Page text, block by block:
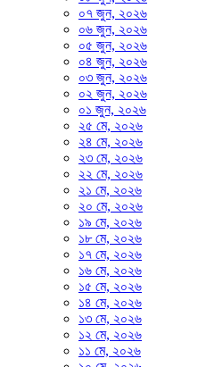
০৭ জুন, ২০২৬
০৬ জুন, ২০২৬
০৫ জুন, ২০২৬
০৪ জুন, ২০২৬
০৩ জুন, ২০২৬
০২ জুন, ২০২৬
০১ জুন, ২০২৬
২৫ মে, ২০২৬
২৪ মে, ২০২৬
২৩ মে, ২০২৬
২২ মে, ২০২৬
২১ মে, ২০২৬
২০ মে, ২০২৬
১৯ মে, ২০২৬
১৮ মে, ২০২৬
১৭ মে, ২০২৬
১৬ মে, ২০২৬
১৫ মে, ২০২৬
১৪ মে, ২০২৬
১৩ মে, ২০২৬
১২ মে, ২০২৬
১১ মে, ২০২৬